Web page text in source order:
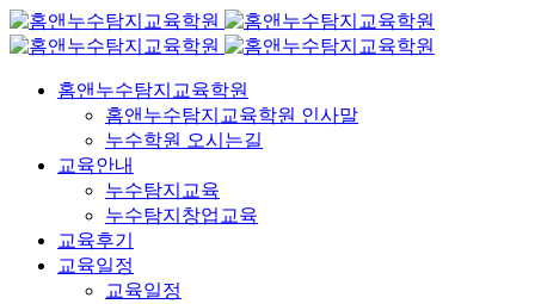
홈앤누수탐지교육학원
홈앤누수탐지교육학원 인사말
누수학원 오시는길
교육안내
누수탐지교육
누수탐지창업교육
교육후기
교육일정
교육일정